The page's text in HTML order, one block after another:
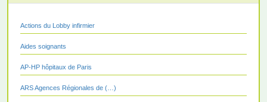
Actions du Lobby infirmier
Aides soignants
AP-HP hôpitaux de Paris
ARS Agences Régionales de (…)